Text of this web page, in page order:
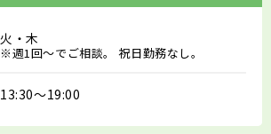
火・木
※週1回～でご相談。 祝日勤務なし。
13:30～19:00